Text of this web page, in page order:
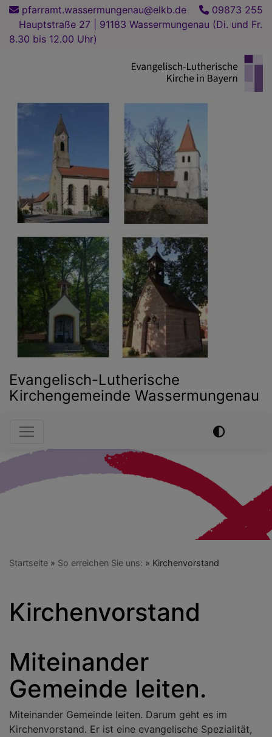
Direkt
Inhalt
pfarramt.wassermungenau@elkb.de
09873 255
Hauptstraße 27 | 91183 Wassermungenau (Di. und Fr.
8.30 bis 12.00 Uhr)
Evangelisch-Lutherische
Kirchengemeinde Wassermungenau
Hauptnavigation
Startseite So erreichen Sie uns: Kirchenvorstand
Kirchenvorstand
Miteinander
Gemeinde leiten.
Miteinander Gemeinde leiten. Darum geht es im
Kirchenvorstand. Er ist eine evangelische Spezialität,